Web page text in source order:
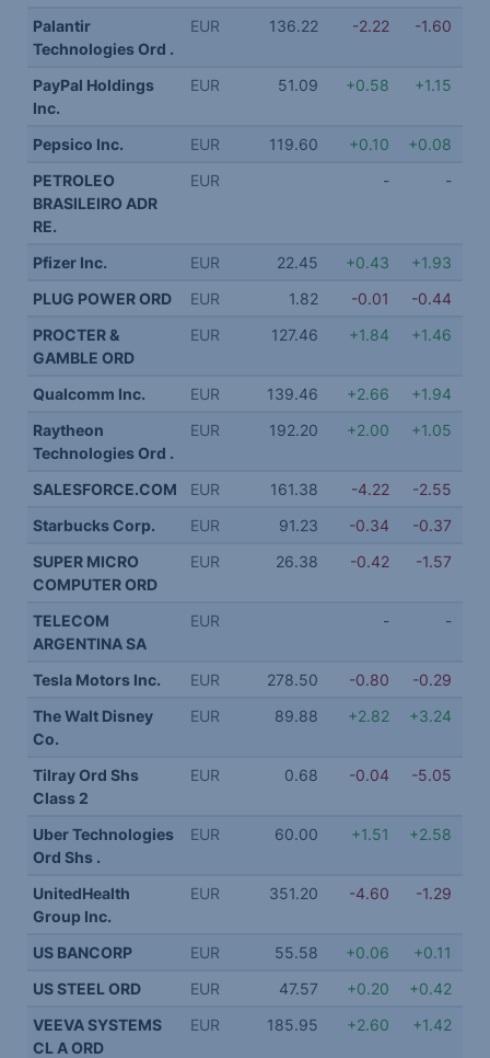
Palantir
Technologies Ord .
EUR 136.22 -2.22 -1.60
PayPal Holdings
Inc.
EUR 51.09 +0.58 +1.15
Pepsico Inc. EUR 119.60 +0.10 +0.08
PETROLEO
BRASILEIRO ADR
RE.
EUR - -
Pfizer Inc. EUR 22.45 +0.43
+1.93
PLUG POWER ORD
EUR 1.82 -0.01
-0.44
PROCTER &
GAMBLE ORD
EUR 127.46 +1.84 +1.46
Qualcomm Inc. EUR 139.46 +2.66 +1.94
Raytheon
Technologies Ord .
EUR 192.20 +2.00 +1.05
SALESFORCE.COM EUR 161.38 -4.22 -2.55
Starbucks Corp.
EUR 91.23 -0.34
-0.37
SUPER MICRO
COMPUTER ORD
EUR 26.38 -0.42 -1.57
TELECOM
ARGENTINA SA
EUR - -
Tesla Motors Inc. EUR 278.50 -0.80 -0.29
The Walt Disney
Co.
EUR 89.88 +2.82 +3.24
Tilray Ord Shs
Class 2
EUR 0.68 -0.04 -5.05
Uber Technologies
Ord Shs .
EUR 60.00 +1.51 +2.58
UnitedHealth
Group Inc.
EUR 351.20 -4.60 -1.29
US BANCORP EUR 55.58 +0.06
+0.11
US STEEL ORD
EUR 47.57 +0.20
+0.42
VEEVA SYSTEMS
CL A ORD
EUR 185.95 +2.60 +1.42